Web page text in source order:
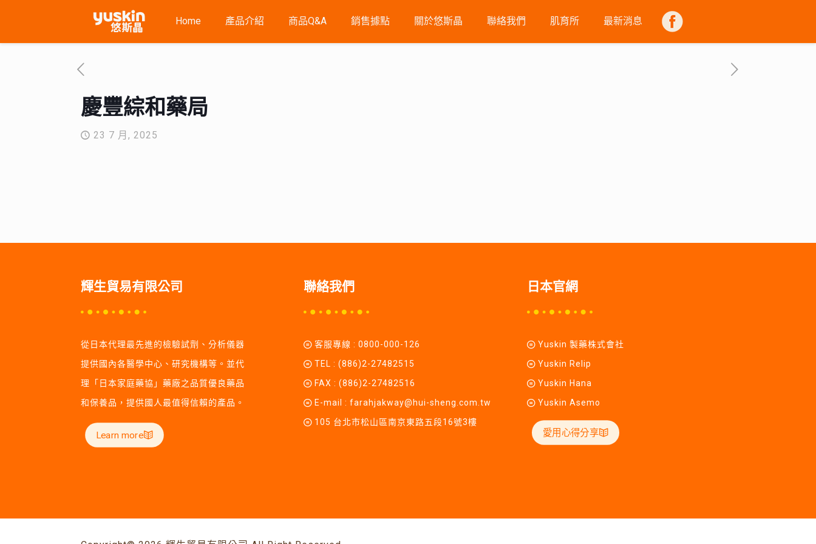
Home 產品介紹 商品Q&A 銷售據點 關於悠斯晶 聯絡我們 肌育所 最新消息 FB
慶豐綜和藥局
23 7 月, 2025
輝生貿易有限公司
從日本代理最先進的檢驗試劑、分析儀器
提供國內各醫學中心、研究機構等。並代
理「日本家庭藥協」藥廠之品質優良藥品
和保養品，提供國人最值得信賴的產品。
Learn more
聯絡我們
客服專線 :0800-000-126
TEL :(886)2-27482515
FAX : (886)2-27482516
E-mail :farahjakway@hui-sheng.com.tw
105 台北市松山區南京東路五段16號3樓
日本官網
Yuskin 製藥株式會社
Yuskin Relip
Yuskin Hana
Yuskin Asemo
愛用心得分享